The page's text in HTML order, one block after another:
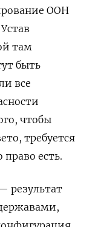
ООН
там
быть
все
чтобы
требуется
право есть.
результат